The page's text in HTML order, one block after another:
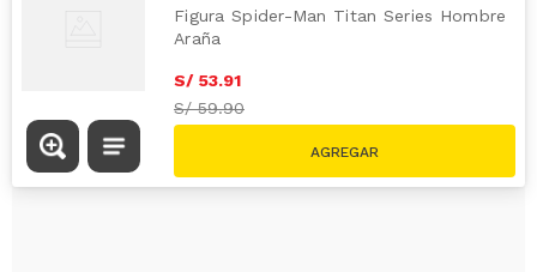
Figura Spider-Man Titan Series Hombre
Araña
S/ 53.91
S/59.90